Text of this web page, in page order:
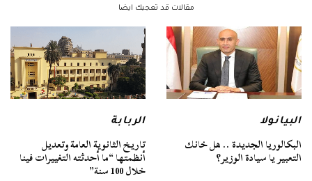
مقالات قد تعجبك ايضا
البيانولا
البكالوريا الجديدة .. هل خانك
التعبير يا سيادة الوزير؟
الربابة
تاريخ الثانوية العامة وتعديل
أنظمتها “ما أحدثته التغييرات فينا
خلال 100 سنة”